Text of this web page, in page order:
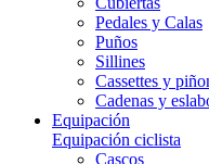
Pedales y Calas
Puños
Sillines
Cassettes y
Cadenas y
Equipación
Equipación ciclista
Cascos